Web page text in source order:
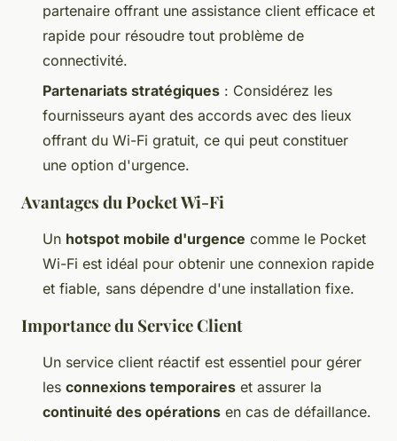
partenaire offrant une assistance client efficace et
rapide pour résoudre tout problème de
connectivité.
Partenariats stratégiques : Considérez les
fournisseurs ayant des accords avec des lieux
offrant du Wi-Fi gratuit, ce qui peut constituer
une option d'urgence.
Avantages du Pocket Wi-Fi
Un hotspot mobile d'urgence comme le Pocket
Wi-Fi est idéal pour obtenir une connexion rapide
et fiable, sans dépendre d'une installation fixe.
Importance du Service Client
Un service client réactif est essentiel pour gérer
les connexions temporaires et assurer la
continuité des opérations en cas de défaillance.